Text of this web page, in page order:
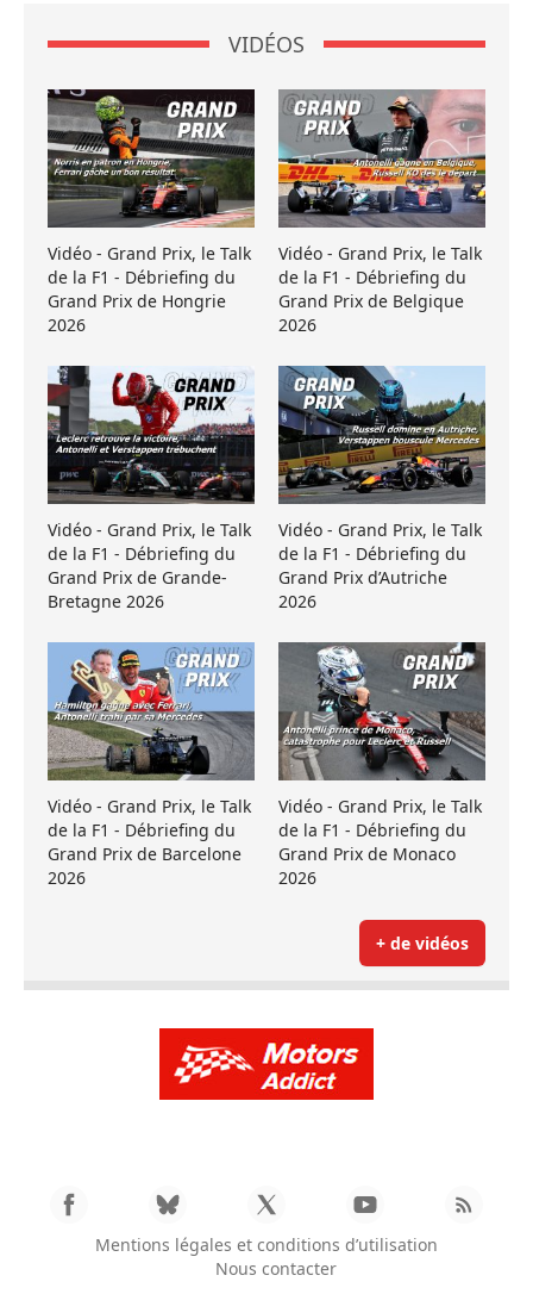
VIDÉOS
Vidéo - Grand Prix, le Talk
de la F1 - Débriefing du
Grand Prix de Hongrie
2026
Vidéo - Grand Prix, le Talk
de la F1 - Débriefing du
Grand Prix de Belgique
2026
Vidéo - Grand Prix, le Talk
de la F1 - Débriefing du
Grand Prix de Grande-
Bretagne 2026
Vidéo - Grand Prix, le Talk
de la F1 - Débriefing du
Grand Prix d’Autriche
2026
Vidéo - Grand Prix, le Talk
de la F1 - Débriefing du
Grand Prix de Barcelone
2026
Vidéo - Grand Prix, le Talk
de la F1 - Débriefing du
Grand Prix de Monaco
2026
+ de vidéos
Mentions légales et conditions d’utilisation
Nous contacter